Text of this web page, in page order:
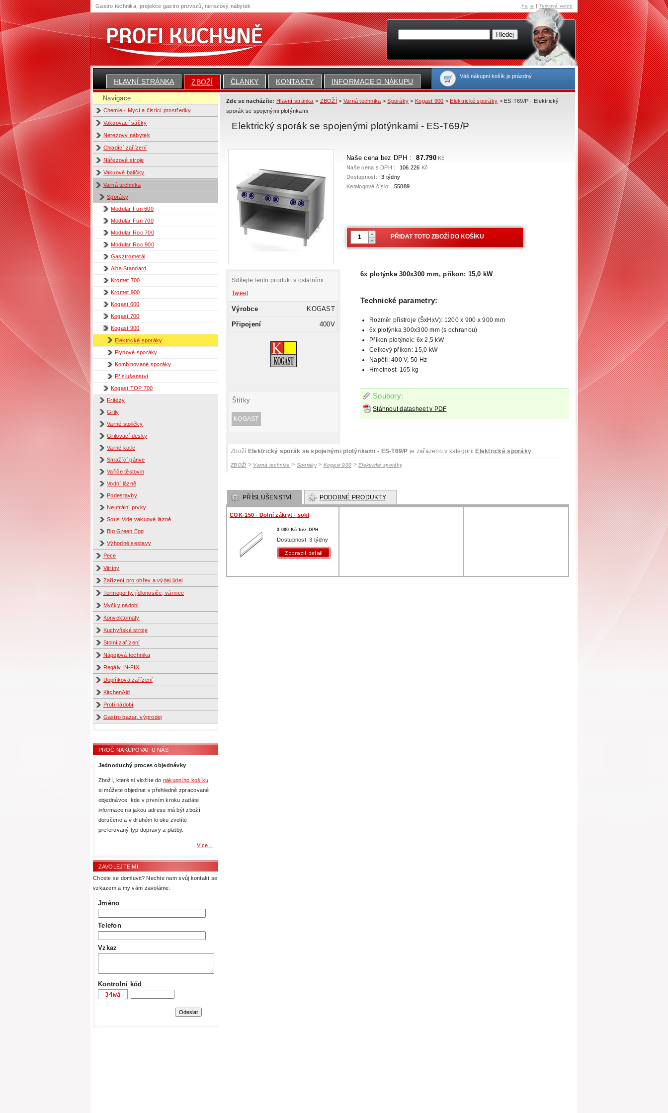
HLAVNÍ STRÁNKA ZBOŽÍ ČLÁNKY KONTAKTY INFORMACE O NÁKUPU
Váš nákupní košík je prázdný
Navigace
Chemie - Mycí a čistící prostředky
Vakuovací sáčky
Nerezový nábytek
Chladící zařízení
Nářezové stroje
Vakuové baličky
Varná technika
Sporáky
Modular Fun 600
Modular Fun 700
Modular Roc 700
Modular Roc 900
Gasztrometál
Alba Standard
Kromet 700
Kromet 900
Kogast 600
Kogast 700
Kogast 900
Elektrické sporáky
Plynové sporáky
Kombinované sporáky
Příslušenství
Kogast TOP 700
Fritézy
Grily
Varné stoličky
Grilovací desky
Varné kotle
Smažící pánve
Vařiče těstovin
Vodní lázně
Podestavby
Neutrální prvky
Sous Vide vakuové lázně
Big Green Egg
Výhodné sestavy
Pece
Vitríny
Zařízení pro ohřev a výdej jídel
Termoporty, jídlonosiče, várnice
Myčky nádobí
Konvektomaty
Kuchyňské stroje
Stolní zařízení
Nápojová technika
Regály IN-FIX
Doplňková zařízení
KitchenAid
Profi nádobí
Gastro bazar, výprodej
PROČ NAKUPOVAT U NÁS
Jednoduchý proces objednávky
Zboží, které si vložíte do nákupního košíku,
si můžete objednat v přehledně zpracované
objednávce, kde v prvním kroku zadáte
informace na jakou adresu má být zboží
doručeno a v druhém kroku zvolíte
preferovaný typ dopravy a platby.
Více...
ZAVOLEJTE MI
Chcete se domluvit? Nechte nam svůj kontakt se
vzkazem a my vám zavoláme.
Jméno
Telefon
Vzkaz
Kontrolní kód
Zde se nacházíte: Hlavní stránka > ZBOŽÍ > Varná technika >Sporáky > Kogast 900 > Elektrické sporáky > ES-T69/P - Elektrický
sporák se spojenými plotýnkami
Elektrický sporák se spojenými plotýnkami - ES-T69/P
Naše cena bez DPH : 87.790Kč
Naše cena s DPH :
106.226 Kč
Dostupnost:
3 týdny
Katalogové číslo:
55889
Sdílejte tento produkt s ostatními
Tweet
Výrobce KOGAST
Připojení 400V
Štítky
KOGAST
6x plotýnka 300x300 mm, příkon: 15,0 kW
Technické parametry:
Rozměr přístroje (ŠxHxV): 1200 x 900 x 900 mm
6x plotýnka 300x300 mm (s ochranou)
Příkon plotýnek: 6x 2,5 kW
Celkový příkon: 15,0 kW
Napětí: 400 V, 50 Hz
Hmotnost: 165 kg
Soubory:
Stáhnout datasheet v PDF
Zboží Elektrický sporák se spojenými plotýnkami - ES-T69/P je zařazeno v kategoriiElektrické sporáky
ZBOŽÍ> Varná technika > Sporáky> Kogast 900 >Elektrické sporáky
PŘÍSLUŠENSTVÍ PODOBNÉ PRODUKTY
COK-150 - Dolní zákryt - sokl
3.000 Kč bez DPH
Dostupnost: 3 týdny
Gastro technika, projekce gastro provozů, nerezový nábytek +a -a | Textová verze